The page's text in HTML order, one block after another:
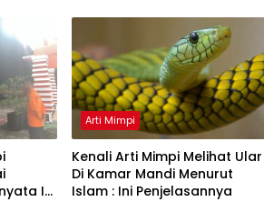
Ini
Arti Mimpi
Kenali Arti Mimpi Melihat Ular
Di Kamar Mandi Menurut
Islam : Ini Penjelasannya